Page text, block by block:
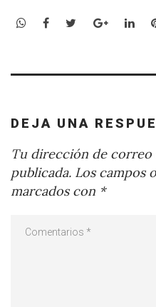
WhatsApp
Facebook
TwitterGoogle+
DEJA UNA
Tu dirección de
publicada. Los campos
marcados con *